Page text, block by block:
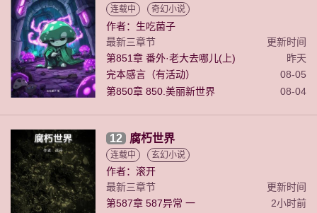
连载中 奇幻小说
作者：生吃菌子
更新时间
最新三章节
昨天
第851章 番外·老大去哪儿(上)
08-05
完本感言（有活动）
08-04
第850章 850.美丽新世界
12 腐朽世界
连载中 玄幻小说
作者：滚开
更新时间
最新三章节
2小时前
第587章 587异常 一